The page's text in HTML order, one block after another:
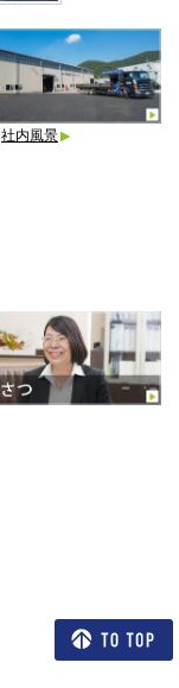
社内風景